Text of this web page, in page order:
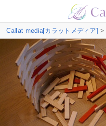
Callat media[カラットメディア] >